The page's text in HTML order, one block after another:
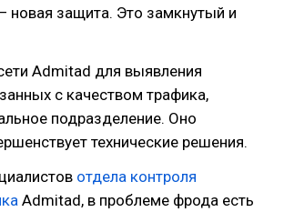
новая защита. Это замкнутый и
Admitad для выявления
с качеством трафика,
подразделение. Оно
технические решения.
отдела контроля
Admitad, в проблеме фрода есть